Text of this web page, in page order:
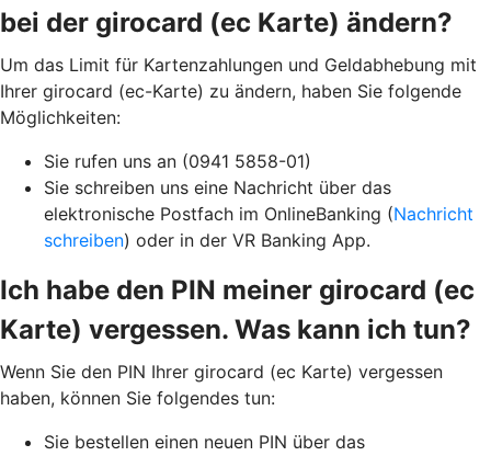
bei der girocard (ec Karte) ändern?
Um das Limit für Kartenzahlungen und Geldabhebung mit
Ihrer girocard (ec-Karte) zu ändern, haben Sie folgende
Möglichkeiten:
Sie rufen uns an (0941 5858-01)
Sie schreiben uns eine Nachricht über das
elektronische Postfach im OnlineBanking (Nachricht
schreiben) oder in der VR Banking App.
Ich habe den PIN meiner girocard (ec
Karte) vergessen. Was kann ich tun?
Wenn Sie den PIN Ihrer girocard (ec Karte) vergessen
haben, können Sie folgendes tun:
Sie bestellen einen neuen PIN über das